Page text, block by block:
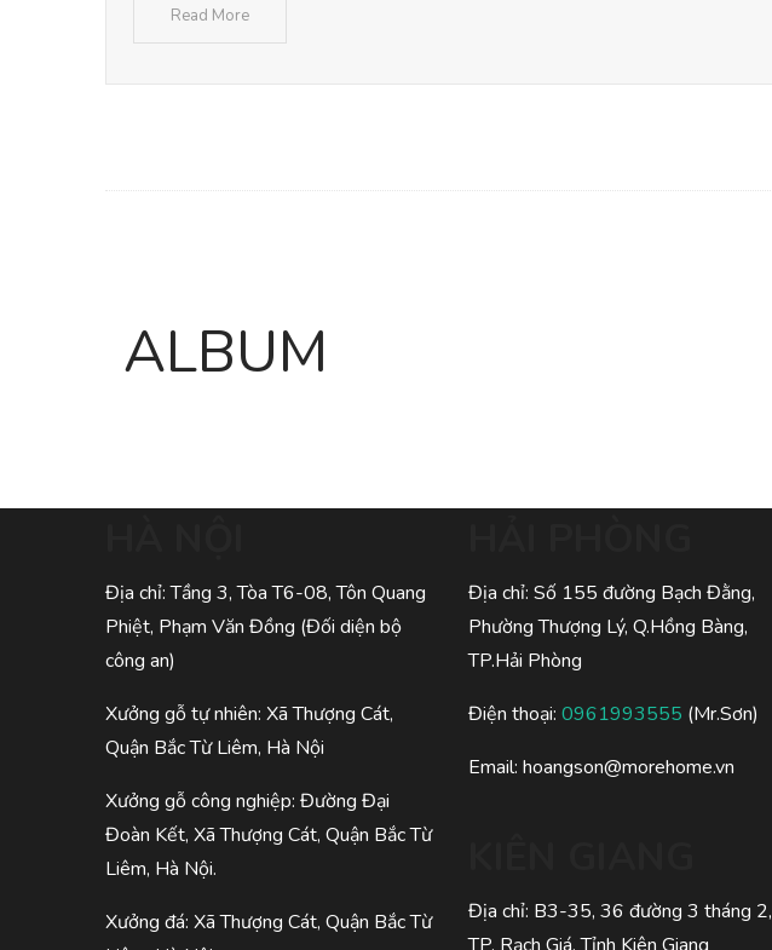
Read More
ALBUM
Địa chỉ: Tầng 3, Tòa T6-08, Tôn Quang
Phiệt, Phạm Văn Đồng (Đối diện bộ
công an)
Xưởng gỗ tự nhiên: Xã Thượng Cát,
Quận Bắc Từ Liêm, Hà Nội
Xưởng gỗ công nghiệp: Đường Đại
Đoàn Kết, Xã Thượng Cát, Quận Bắc Từ
Liêm, Hà Nội.
Xưởng đá: Xã Thượng Cát, Quận Bắc Từ
Địa chỉ: Số 155 đường Bạch Đằng,
Phường Thượng Lý, Q.Hồng Bàng,
TP.Hải Phòng
Điện thoại: 0961993555 (Mr.Sơn)
Email: hoangson@morehome.vn
Địa chỉ: B3-35, 36 đường 3 tháng 2,